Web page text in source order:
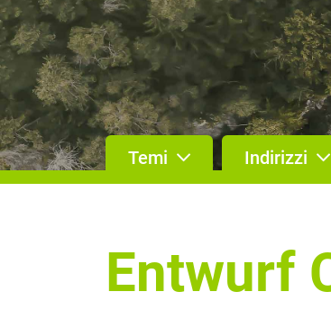
Temi Indirizzi
Entwurf